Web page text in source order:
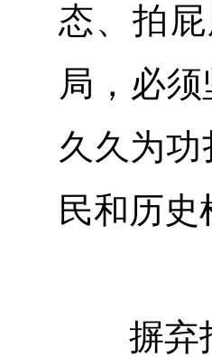
态、拍
局，必
久久为
民和历
摒弃拍